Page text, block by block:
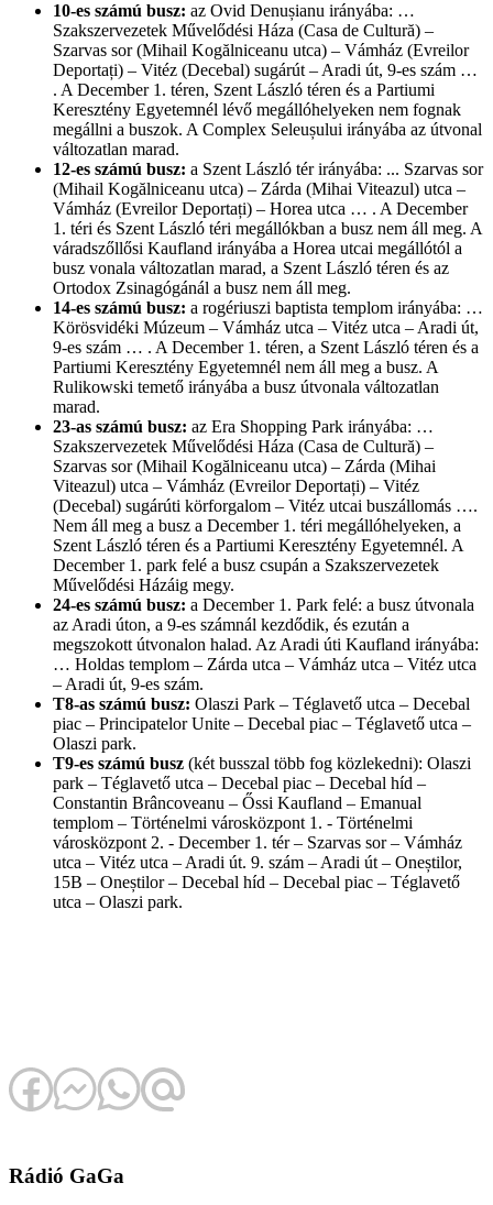
10-es számú busz: az Ovid Denușianu irányába: …
Szakszervezetek Művelődési Háza (Casa de Cultură) –
Szarvas sor (Mihail Kogălniceanu utca) – Vámház (Evreilor
Deportați) – Vitéz (Decebal) sugárút – Aradi út, 9-es szám …
. A December 1. téren, Szent László téren és a Partiumi
Keresztény Egyetemnél lévő megállóhelyeken nem fognak
megállni a buszok. A Complex Seleușului irányába az útvonal
változatlan marad.
12-es számú busz: a Szent László tér irányába: ... Szarvas sor
(Mihail Kogălniceanu utca) – Zárda (Mihai Viteazul) utca –
Vámház (Evreilor Deportați) – Horea utca … . A December
1. téri és Szent László téri megállókban a busz nem áll meg. A
váradszőllősi Kaufland irányába a Horea utcai megállótól a
busz vonala változatlan marad, a Szent László téren és az
Ortodox Zsinagógánál a busz nem áll meg.
14-es számú busz: a rogériuszi baptista templom irányába: …
Körösvidéki Múzeum – Vámház utca – Vitéz utca – Aradi út,
9-es szám … . A December 1. téren, a Szent László téren és a
Partiumi Keresztény Egyetemnél nem áll meg a busz. A
Rulikowski temető irányába a busz útvonala változatlan
marad.
23-as számú busz: az Era Shopping Park irányába: …
Szakszervezetek Művelődési Háza (Casa de Cultură) –
Szarvas sor (Mihail Kogălniceanu utca) – Zárda (Mihai
Viteazul) utca – Vámház (Evreilor Deportați) – Vitéz
(Decebal) sugárúti körforgalom – Vitéz utcai buszállomás ….
Nem áll meg a busz a December 1. téri megállóhelyeken, a
Szent László téren és a Partiumi Keresztény Egyetemnél. A
December 1. park felé a busz csupán a Szakszervezetek
Művelődési Házáig megy.
24-es számú busz: a December 1. Park felé: a busz útvonala
az Aradi úton, a 9-es számnál kezdődik, és ezután a
megszokott útvonalon halad. Az Aradi úti Kaufland irányába:
… Holdas templom – Zárda utca – Vámház utca – Vitéz utca
– Aradi út, 9-es szám.
T8-as számú busz: Olaszi Park – Téglavető utca – Decebal
piac – Principatelor Unite – Decebal piac – Téglavető utca –
Olaszi park.
T9-es számú busz (két busszal több fog közlekedni): Olaszi
park – Téglavető utca – Decebal piac – Decebal híd –
Constantin Brâncoveanu – Őssi Kaufland – Emanual
templom – Történelmi városközpont 1. - Történelmi
városközpont 2. - December 1. tér – Szarvas sor – Vámház
utca – Vitéz utca – Aradi út. 9. szám – Aradi út – Oneștilor,
15B – Oneștilor – Decebal híd – Decebal piac – Téglavető
utca – Olaszi park.
Rádió GaGa